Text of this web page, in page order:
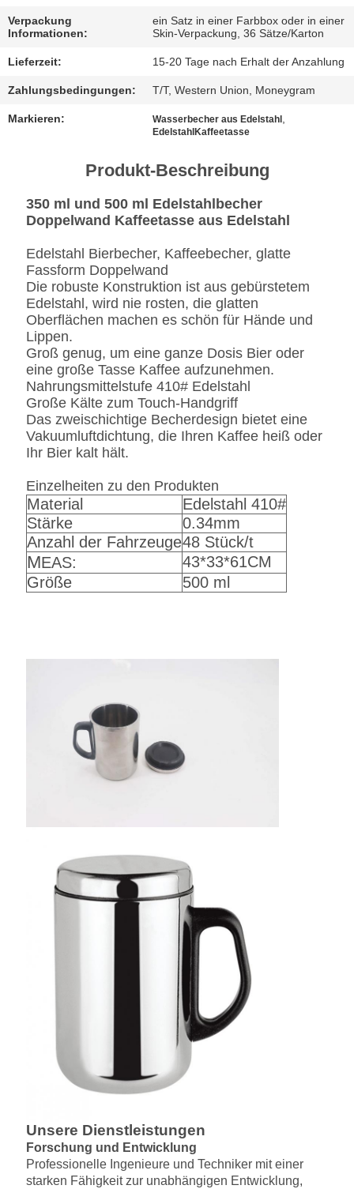
NACHRICHTEN
DATENSCHUTZRICHTLINIE
Verpackung
Informationen:
ein Satz in einer Farbbox oder in einer
Skin-Verpackung, 36 Sätze/Karton
Lieferzeit: 15-20 Tage nach Erhalt der Anzahlung
Zahlungsbedingungen: T/T, Western Union, Moneygram
Markieren: Wasserbecher aus Edelstahl
EdelstahlKaffeetasse
Produkt-Beschreibung
350 ml und 500 ml Edelstahlbecher
Doppelwand Kaffeetasse aus Edelstahl
Edelstahl Bierbecher, Kaffeebecher, glatte
Fassform Doppelwand
Die robuste Konstruktion ist aus gebürstetem
Edelstahl, wird nie rosten, die glatten
Oberflächen machen es schön für Hände und
Lippen.
Groß genug, um eine ganze Dosis Bier oder
eine große Tasse Kaffee aufzunehmen.
Nahrungsmittelstufe 410# Edelstahl
Große Kälte zum Touch-Handgriff
Das zweischichtige Becherdesign bietet eine
Vakuumluftdichtung, die Ihren Kaffee heiß oder
Ihr Bier kalt hält.
Einzelheiten zu den Produkten
Material
Edelstahl 410#
Stärke
0.34mm
Anzahl der Fahrzeuge48 Stück/t
MEAS:
43*33*61CM
Größe
500 ml
Unsere Dienstleistungen
Forschung und Entwicklung
Professionelle Ingenieure und Techniker mit einer
starken Fähigkeit zur unabhängigen Entwicklung,